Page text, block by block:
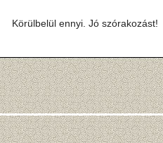
Körülbelül ennyi. Jó szórakozást!